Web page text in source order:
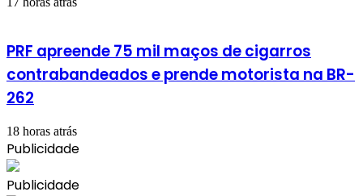
PRF apreende 75 mil maços de cigarros
contrabandeados e prende motorista na BR-
262
18 horas atrás
Publicidade
Publicidade